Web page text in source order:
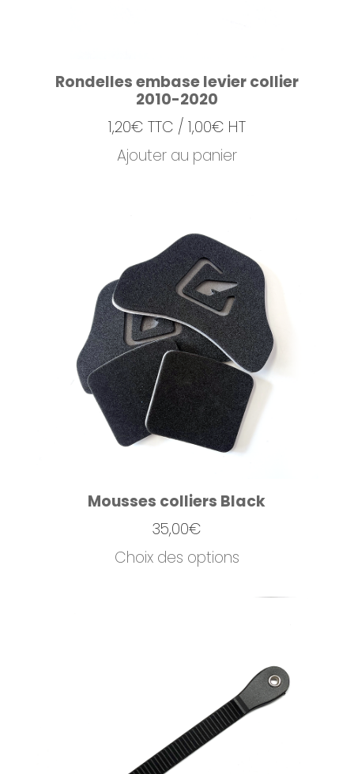
Rondelles embase levier collier
2010-2020
1,20€ TTC / 1,00€ HT
Ajouter au panier
Mousses colliers Black
35,00€
Choix des options